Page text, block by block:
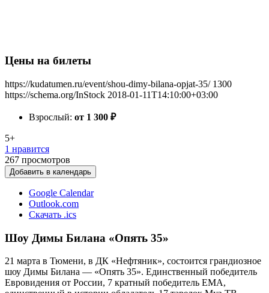
Цены на билеты
https://kudatumen.ru/event/shou-dimy-bilana-opjat-35/ 1300
https://schema.org/InStock 2018-01-11T14:10:00+03:00
Взрослый: от 1 300 ₽
5+
1 нравится
267 просмотров
Добавить в календарь
Google Calendar
Outlook.com
Скачать .ics
Шоу Димы Билана «Опять 35»
21 марта в Тюмени, в ДК «Нефтяник», состоится грандиозное
шоу Димы Билана — «Опять 35». Единственный победитель
Евровидения от России, 7 кратный победитель EMA,